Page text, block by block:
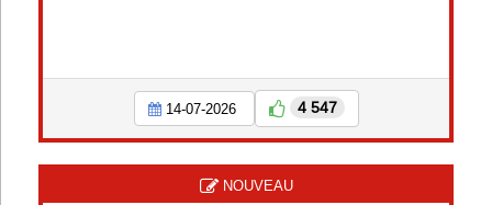
14-07-2026 4 547
NOUVEAU